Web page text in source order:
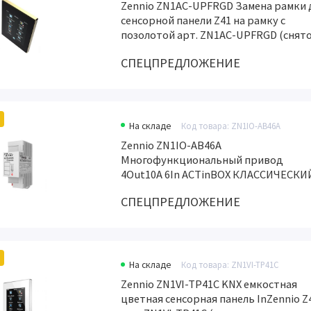
Zennio ZN1AC-UPFRGD Замена рамки
сенсорной панели Z41 на рамку с
позолотой арт. ZN1AC-UPFRGD
СПЕЦПРЕДЛОЖЕНИЕ
На складе Код товара: ZN1IO-AB46A
Zennio ZN1IO-AB46A
Многофункциональный привод
4Out10A 6In ACTinBOX
производства, замена арт. ZIO-MN45)
СПЕЦПРЕДЛОЖЕНИЕ
На складе Код товара: ZN1VI-TP41C
Zennio ZN1VI-TP41C KNX емкостная
цветная сенсорная панель InZennio